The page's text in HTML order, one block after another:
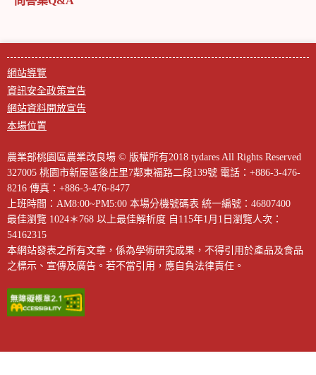
網站導覽
資訊安全政策宣告
網站資料開放宣告
本場位置
農業部桃園區農業改良場 © 版權所有2018 tydares All Rights Reserved
327005 桃園市新屋區後庄里7鄰東福路二段139號 電話：+886-3-476-
8216 傳真：+886-3-476-8477
上班時間：AM8:00~PM5:00 本場分機號碼表 統一編號：46807400
最佳瀏覽 1024＊768 以上最佳解析度 自115年1月1日瀏覽人次：
54162315
本網站發表之所有文章，係為學術研究成果，不得引用於產品及食品
之標示、宣傳及廣告。若不當引用，應自負法律責任。